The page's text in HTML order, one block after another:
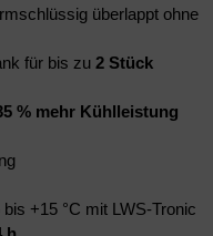
überlappt ohne
für bis zu 2 Stück
% mehr Kühlleistung
+15 °C mit LWS-Tronic